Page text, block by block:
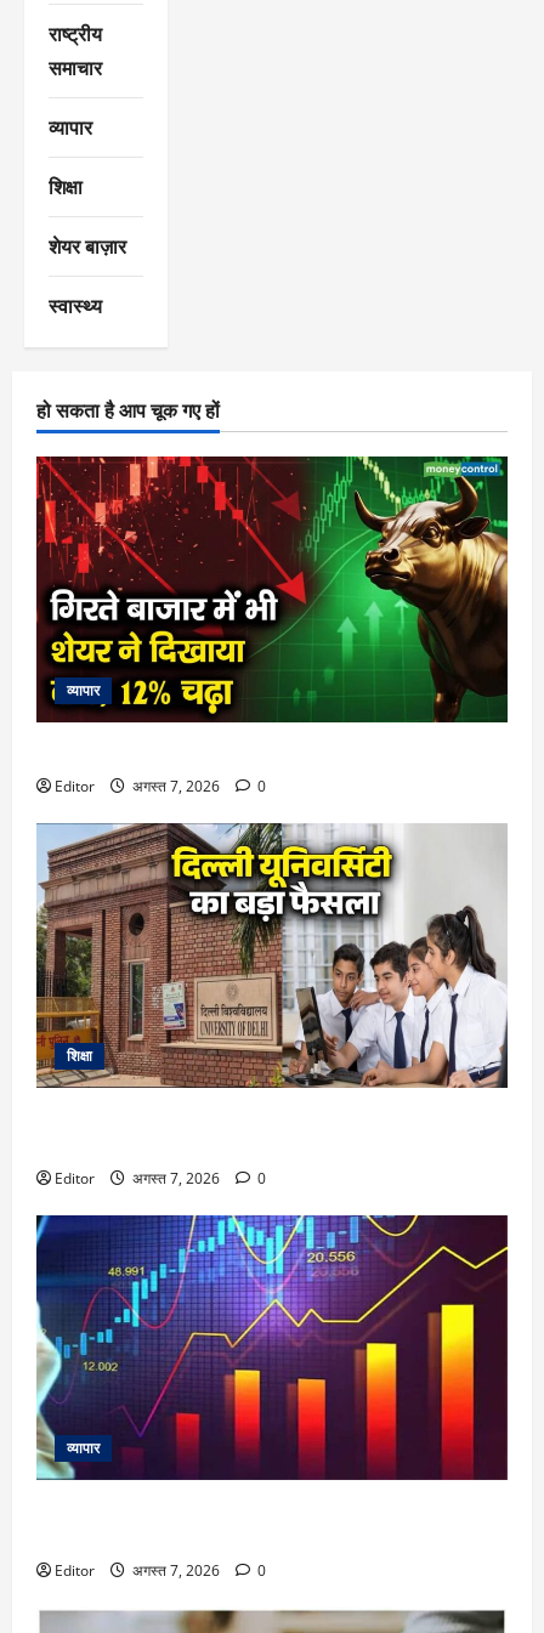
राष्ट्रीय
समाचार
व्यापार
शिक्षा
शेयर बाज़ार
स्वास्थ्य
हो सकता है आप चूक गए हों
व्यापार
Editor अगस्त 7, 2026 0
शिक्षा
Editor अगस्त 7, 2026 0
व्यापार
Editor अगस्त 7, 2026 0